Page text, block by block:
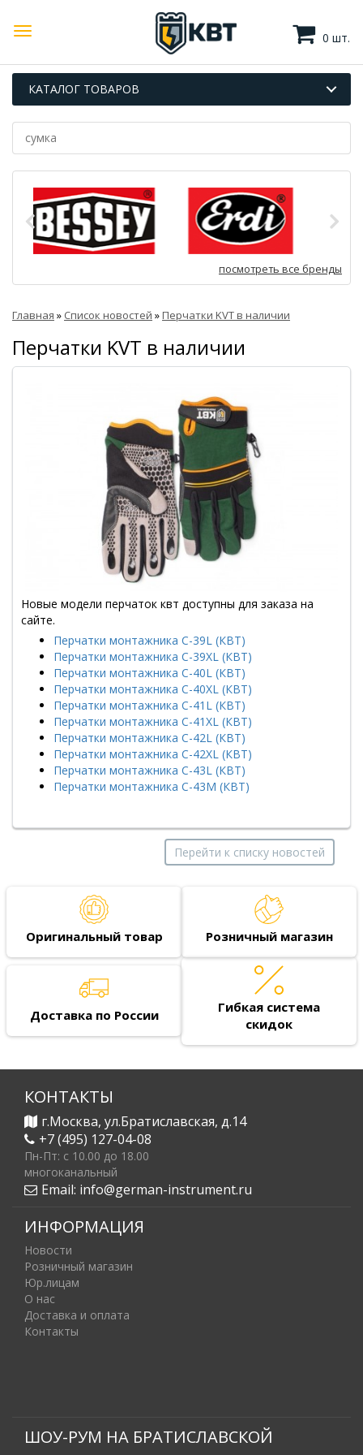
0 шт.
КАТАЛОГ ТОВАРОВ
посмотреть все бренды
Главная » Список новостей »Перчатки KVT в наличии
Перчатки KVT в наличии
Новые модели перчаток квт доступны для заказа на
сайте.
Перчатки монтажника С-39L (КВТ)
Перчатки монтажника С-39XL (КВТ)
Перчатки монтажника С-40L (КВТ)
Перчатки монтажника С-40XL (КВТ)
Перчатки монтажника С-41L (КВТ)
Перчатки монтажника С-41XL (КВТ)
Перчатки монтажника С-42L (КВТ)
Перчатки монтажника С-42XL (КВТ)
Перчатки монтажника С-43L (КВТ)
Перчатки монтажника С-43M (КВТ)
Перейти к списку новостей
Оригинальный товар Розничный магазин
Доставка по России
Гибкая система
скидок
КОНТАКТЫ
г.Москва, ул.Братиславская, д.14
+7 (495) 127-04-08
Пн-Пт: c 10.00 до 18.00
многоканальный
Email: info@german-instrument.ru
ИНФОРМАЦИЯ
Новости
Розничный магазин
Юр.лицам
О нас
Доставка и оплата
Контакты
ШОУ-РУМ НА БРАТИСЛАВСКОЙ